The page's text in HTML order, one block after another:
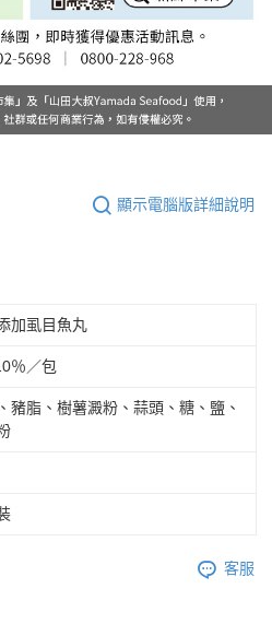
顯示電腦版詳細說明
加虱目魚丸
％／包
豬脂、樹薯澱粉、蒜頭、糖、鹽、
客服